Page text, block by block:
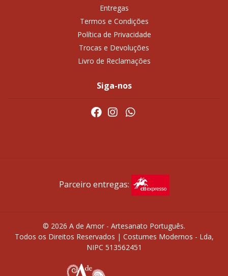
Entregas
Termos e Condições
Política de Privacidade
Trocas e Devoluções
Livro de Reclamações
Siga-nos
Parceiro entregas:
© 2026 A de Amor - Artesanato Português.
Todos os Direitos Reservados | Costumes Modernos - Lda,
NIPC 513562451